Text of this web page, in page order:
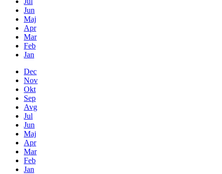
Jun
Maj
Apr
Mar
Feb
Jan
Dec
Nov
Okt
Sep
Avg
Jul
Jun
Maj
Apr
Mar
Feb
Jan